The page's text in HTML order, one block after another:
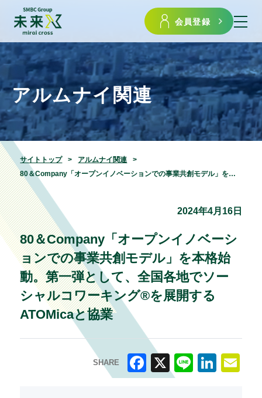
会員登録
アルムナイ関連
サイトトップ
アルムナイ関連
80＆Company「オープンイノベーションでの事業共創モデル」を本格始動。第一弾として、全国各地でソーシャルコワーキング®を展開するATOMicaと協業
2024年4月16日
80＆Company「オープンイノベーシ
ョンでの事業共創モデル」を本格始
動。第一弾として、全国各地でソー
シャルコワーキング®を展開する
ATOMicaと協業
SHARE
F X